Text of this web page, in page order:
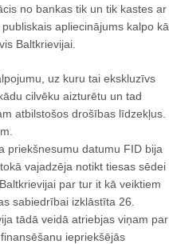
no bankas tik un tik kastes ar
apliecinājums kalpo kā
Baltkrievijai.
uz kuru tai ekskluzīvs
cilvēku aizturētu un tad
atbilstošos drošības līdzekļus.
priekšnesumu datumu FID bija
vajadzēja notikt tiesas sēdei
par tur it kā veiktiem
sabiedrībai izklāstīta 26.
tādā veidā atriebjas viņam par
iepriekšējās